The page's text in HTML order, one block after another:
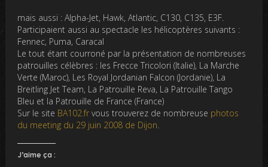
mais aussi : Alpha-Jet, Hawk, Atlantic, C130, C135, E3F.
Participaient aussi au spectacle les hélicoptères suivants :
Fennec, Puma, Caracal
Le tout étant courroné par la présentation de nombreuses
patrouilles célèbres : les Frecce Tricolori (Italie), La Marche
Verte (Maroc), Les Royal Jordanian Falcon (Jordanie), La
Breitling Jet Team, La Patrouille Reva, La Patrouille Tango
Bleu et la Patrouille de France (France)
Sur le site BA102.fr vous trouverez de nombreuse photos
du meeting du 29 juin 2008 de Dijon.
J’aime ça :